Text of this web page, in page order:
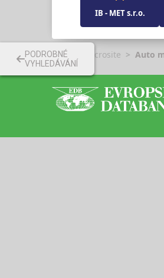
IB - MET s.r.o.
Katalog microsite Auto
PODROBNÉ
VYHLEDÁVÁNÍ